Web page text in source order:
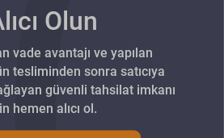
Olun
vade avantajı ve yapılan
tesliminden sonra satıcıya
güvenli tahsilat imkanı
hemen alıcı ol.